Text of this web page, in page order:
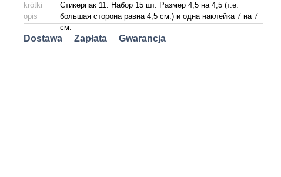
krótki
opis
Стикерпак 11. Набор 15 шт. Размер 4,5 на 4,5 (т.е.
большая сторона равна 4,5 см.) и одна наклейка 7 на 7
см.
Dostawa Zapłata Gwarancja